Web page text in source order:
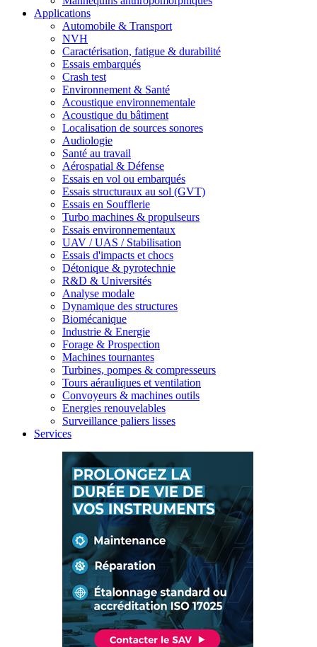
Applications
Automobile & Transport
NVH
Caractérisation, fatigue & durabilité
Essais embarqués
Crash test
Environnement & Santé
Acoustique environnementale
Acoustique du bâtiment
Localisation de sources sonores
Audiologie
Santé au travail
Aérospatial & Défense
Essais en vol ou embarqués
Essais structuraux au sol (GVT)
Essais en Soufflerie
Turbo machines & propulseurs
Essais environnementaux
UAV / UAS / Stabilisation
Essais d'impacts et chocs
Détonique & pyrotechnie
R&D & Universités
Analyse modale
Dynamique des structures
Biomécanique
Industrie & Energie
Forage & Prospection
Machines tournantes
Turbines, pompes & compresseurs
Tours aérauliques et ventilation
Convoyeurs & machines outils
Energies renouvelables
Surveillance paliers lisses
Services